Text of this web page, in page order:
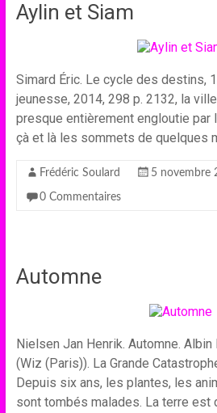
Aylin et Siam
Simard Éric. Le cycle des destins,
jeunesse, 2014, 298 p. 2132, la
presque entièrement engloutie par
çà et là les sommets de quelques
Frédéric Soulard 5 novembre
0 Commentaires
Automne
Nielsen Jan Henrik. Automne.
(Wiz (Paris)). La Grande
Depuis six ans, les plantes, les
sont tombés malades. La terre est